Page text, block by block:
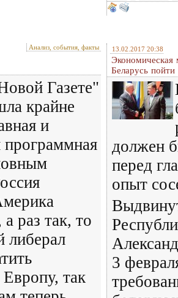
Анализ, события, факты
Газете"
крайне
и
программная
а раз так, то
либерал
так
13.02.2017 20:38
Экономическая
Беларусь
должен
перед
опыт
3